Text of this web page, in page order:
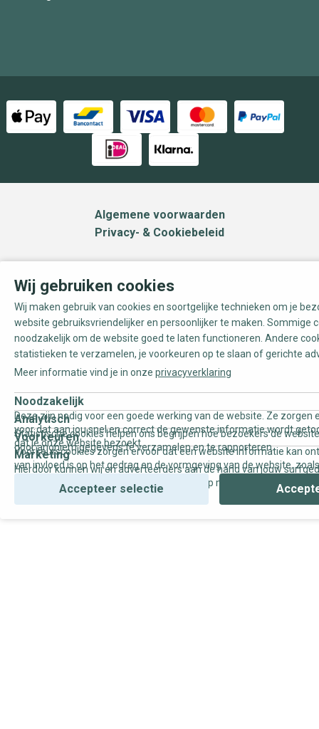
Algemene voorwaarden
Privacy- & Cookiebeleid
Wij gebruiken cookies
Wij maken gebruik van cookies en soortgelijke technieken om je
website gebruiksvriendelijker en persoonlijker te maken. Sommige
noodzakelijk om de website goed te laten functioneren. Andere
statistieken te verzamelen, je voorkeuren op te slaan of gerichte
Meer informatie vind je in onze privacyverklaring
Noodzakelijk
Deze zijn nodig voor een goede werking van de website. Ze zorgen
voor dat aan jou snel en correct de gewenste informatie wordt
dat je onze website bezoekt.
Analytisch
Statistische cookies helpen ons begrijpen hoe bezoekers de
door anoniem gegevens te verzamelen en te rapporteren.
Voorkeuren
Voorkeurscookies zorgen ervoor dat een website informatie kan
van invloed is op het gedrag en de vormgeving van de website,
Marketing
Hierdoor kunnen wij en adverteerders aan de hand van jouw
gepersonaliseerde online advertenties en op maat gemaakte
Accepteer selectie